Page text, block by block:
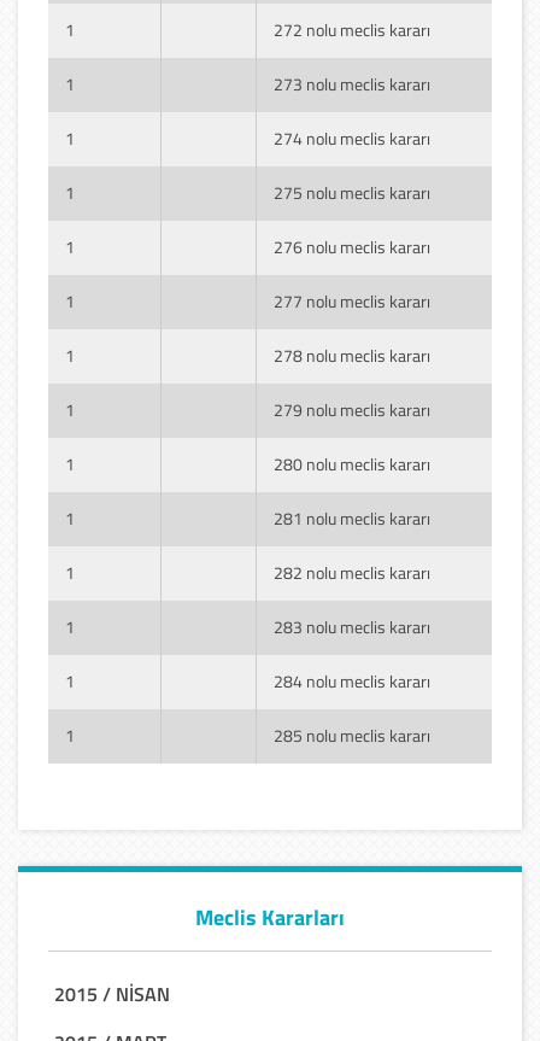
1 272 nolu meclis kararı
1 273 nolu meclis kararı
1 274 nolu meclis kararı
1 275 nolu meclis kararı
1 276 nolu meclis kararı
1 277 nolu meclis kararı
1 278 nolu meclis kararı
1 279 nolu meclis kararı
1 280 nolu meclis kararı
1 281 nolu meclis kararı
1 282 nolu meclis kararı
1 283 nolu meclis kararı
1 284 nolu meclis kararı
1 285 nolu meclis kararı
Meclis Kararları
2015 / NİSAN